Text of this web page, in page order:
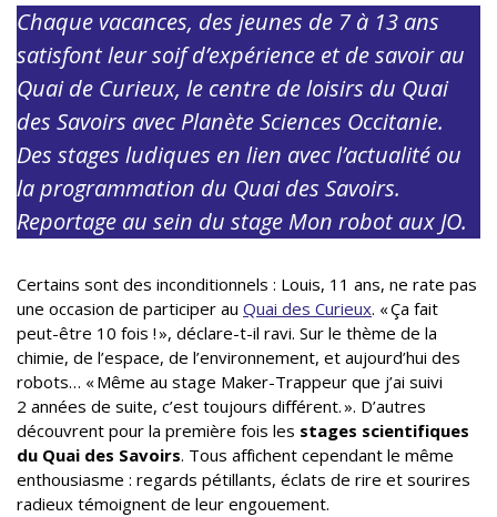
Chaque vacances, des jeunes de 7 à 13 ans
satisfont leur soif d’expérience et de savoir au
Quai de Curieux, le centre de loisirs du Quai
des Savoirs avec Planète Sciences Occitanie.
Des stages ludiques en lien avec l’actualité ou
la programmation du Quai des Savoirs.
Reportage au sein du stage Mon robot aux JO.
Certains sont des inconditionnels : Louis, 11 ans, ne rate pas
une occasion de participer au Quai des Curieux. « Ça fait
peut-être 10 fois ! », déclare-t-il ravi. Sur le thème de la
chimie, de l’espace, de l’environnement, et aujourd’hui des
robots… « Même au stage Maker-Trappeur que j’ai suivi
2 années de suite, c’est toujours différent. ». D’autres
découvrent pour la première fois les stages scientifiques
du Quai des Savoirs. Tous affichent cependant le même
enthousiasme : regards pétillants, éclats de rire et sourires
radieux témoignent de leur engouement.